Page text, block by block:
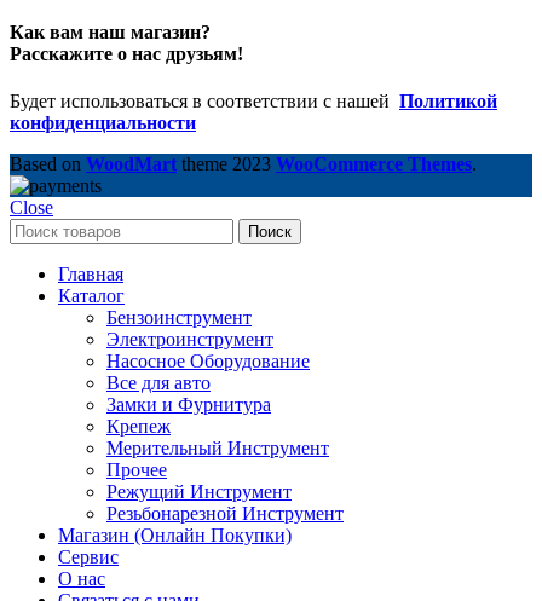
Как вам наш магазин?
Расскажите о нас друзьям!
Будет использоваться в соответствии с нашей Политикой
конфиденциальности
Based on WoodMart theme 2023 WooCommerce Themes.
Close
Поиск
Главная
Каталог
Бензоинструмент
Электроинструмент
Насосное Оборудование
Все для авто
Замки и Фурнитура
Крепеж
Мерительный Инструмент
Прочее
Режущий Инструмент
Резьбонарезной Инструмент
Магазин (Онлайн Покупки)
Сервис
О нас